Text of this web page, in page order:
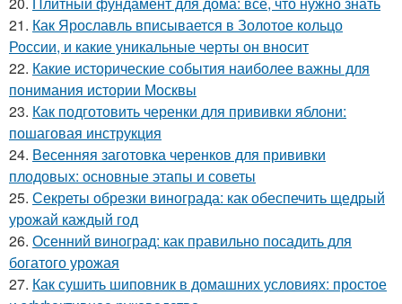
21. Как Ярославль вписывается в Золотое кольцо
России, и какие уникальные черты он вносит
22. Какие исторические события наиболее важны для
понимания истории Москвы
23. Как подготовить черенки для прививки яблони:
пошаговая инструкция
24. Весенняя заготовка черенков для прививки
плодовых: основные этапы и советы
25. Секреты обрезки винограда: как обеспечить щедрый
урожай каждый год
26. Осенний виноград: как правильно посадить для
богатого урожая
27. Как сушить шиповник в домашних условиях: простое